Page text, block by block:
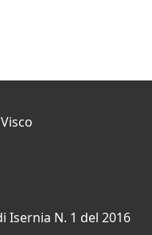
Isernia N. 1 del 2016